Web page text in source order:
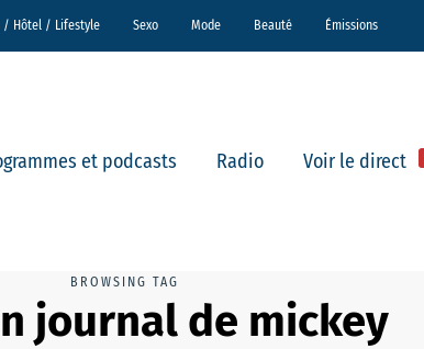
/ Hôtel / Lifestyle Sexo Mode Beauté Émissions
et podcasts Radio Voir le direct
BROWSING TAG
journal de mickey